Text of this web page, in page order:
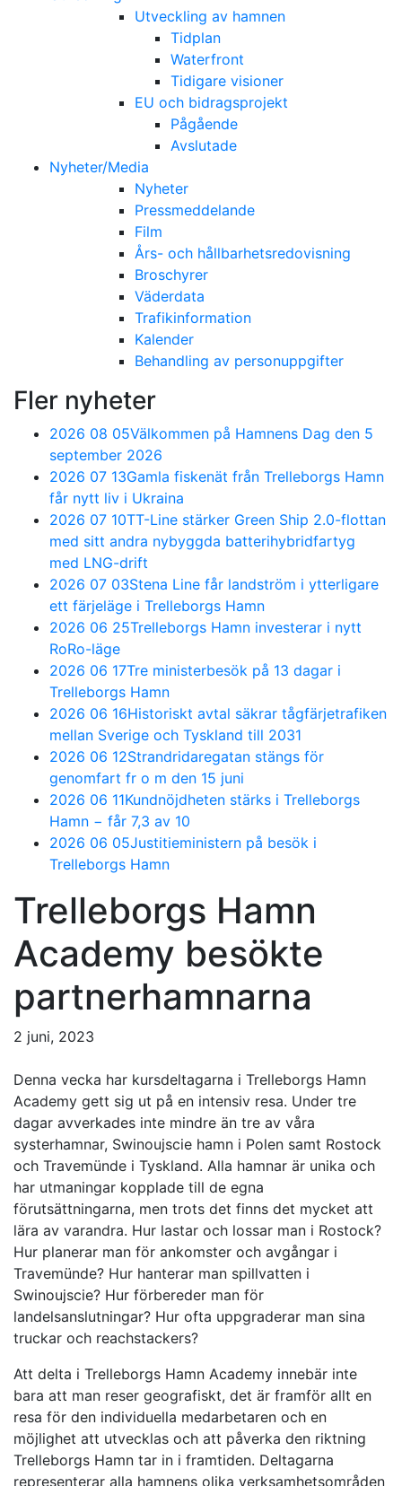
Utveckling av hamnen
Tidplan
Waterfront
Tidigare visioner
EU och bidragsprojekt
Pågående
Avslutade
Nyheter/Media
Nyheter
Pressmeddelande
Film
Års- och hållbarhetsredovisning
Broschyrer
Väderdata
Trafikinformation
Kalender
Behandling av personuppgifter
Fler nyheter
2026 08 05Välkommen på Hamnens Dag den 5
september 2026
2026 07 13Gamla fiskenät från Trelleborgs Hamn
får nytt liv i Ukraina
2026 07 10TT-Line stärker Green Ship 2.0-flottan
med sitt andra nybyggda batterihybridfartyg
med LNG-drift
2026 07 03Stena Line får landström i ytterligare
ett färjeläge i Trelleborgs Hamn
2026 06 25Trelleborgs Hamn investerar i nytt
RoRo-läge
2026 06 17Tre ministerbesök på 13 dagar i
Trelleborgs Hamn
2026 06 16Historiskt avtal säkrar tågfärjetrafiken
mellan Sverige och Tyskland till 2031
2026 06 12Strandridaregatan stängs för
genomfart fr o m den 15 juni
2026 06 11Kundnöjdheten stärks i Trelleborgs
Hamn − får 7,3 av 10
2026 06 05Justitieministern på besök i
Trelleborgs Hamn
Trelleborgs Hamn
Academy besökte
partnerhamnarna
2 juni, 2023
Denna vecka har kursdeltagarna i Trelleborgs Hamn
Academy gett sig ut på en intensiv resa. Under tre
dagar avverkades inte mindre än tre av våra
systerhamnar, Swinoujscie hamn i Polen samt Rostock
och Travemünde i Tyskland. Alla hamnar är unika och
har utmaningar kopplade till de egna
förutsättningarna, men trots det finns det mycket att
lära av varandra. Hur lastar och lossar man i Rostock?
Hur planerar man för ankomster och avgångar i
Travemünde? Hur hanterar man spillvatten i
Swinoujscie? Hur förbereder man för
landelsanslutningar? Hur ofta uppgraderar man sina
truckar och reachstackers?
Att delta i Trelleborgs Hamn Academy innebär inte
bara att man reser geografiskt, det är framför allt en
resa för den individuella medarbetaren och en
möjlighet att utvecklas och att påverka den riktning
Trelleborgs Hamn tar in i framtiden. Deltagarna
representerar alla hamnens olika verksamhetsområden